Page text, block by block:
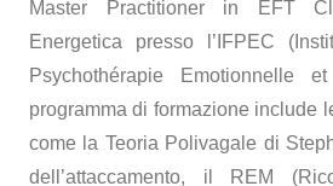
Master Practitioner in EFT
Energetica presso l’IFPEC
Psychothérapie Emotionnelle
programma di formazione include
come la Teoria Polivagale di
dell’attaccamento, il REM